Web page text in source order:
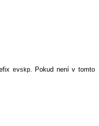
evskp. Pokud není v tomto